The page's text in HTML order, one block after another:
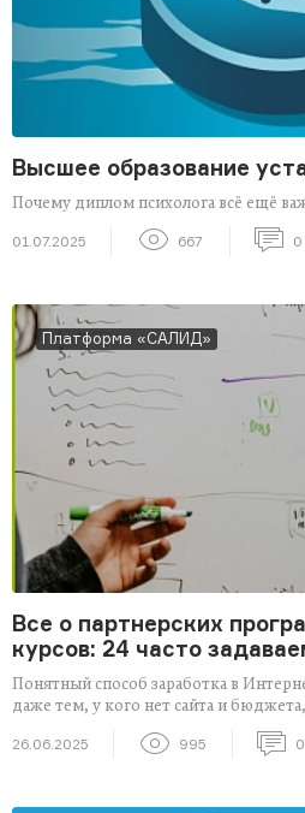
Высшее образование
Почему диплом психолога всё ещё
01.07.2025 667 0
Платформа «САЛИД»
Все о партнерских
курсов: 24 часто
Понятный способ заработка в
даже тем, у кого нет сайта и
26.06.2025 995 0